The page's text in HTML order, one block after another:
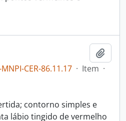
CER-86.11.17 · Item ·
contorno simples e
lábio tingido de vermelho